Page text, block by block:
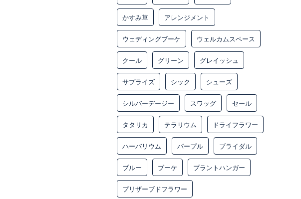
かすみ草 アレンジメント
ウェディングブーケ ウェルカムスペース
クール グリーン グレイッシュ
サプライズ シック シューズ
シルバーデージー スワッグ セール
タタリカ テラリウム ドライフラワー
ハーバリウム パープル ブライダル
ブルー ブーケ プラントハンガー
プリザーブドフラワー